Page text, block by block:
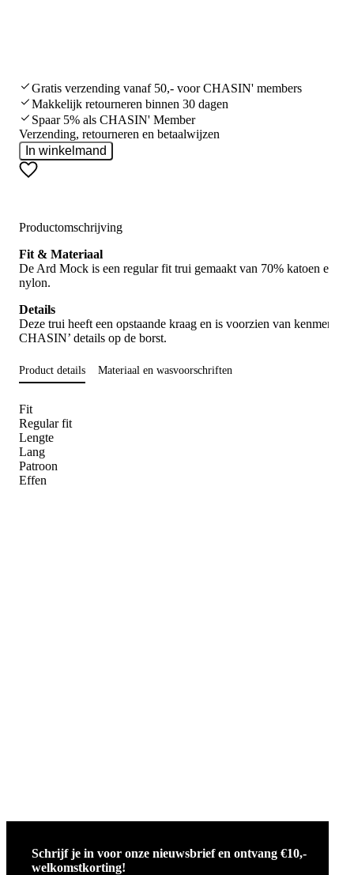
Gratis verzending vanaf 50,- voor CHASIN' members
Makkelijk retourneren binnen 30 dagen
Spaar 5% als CHASIN' Member
Verzending, retourneren en betaalwijzen
In winkelmand
Productomschrijving
Fit & Materiaal
De Ard Mock is een regular fit trui gemaakt van 70% katoen en
nylon.
Details
Deze trui heeft een opstaande kraag en is voorzien van
CHASIN’ details op de borst.
Product details Materiaal en wasvoorschriften
Fit
Regular fit
Lengte
Lang
Patroon
Effen
Schrijf je in voor onze nieuwsbrief en ontvang €10,-
welkomstkorting!